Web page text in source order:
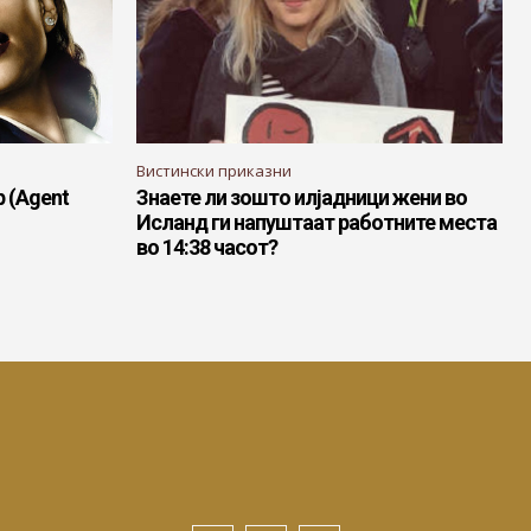
(Agent
Вистински приказни
Знаете ли зошто илјадници жени во
Исланд ги напуштаат работните места
во 14:38 часот?